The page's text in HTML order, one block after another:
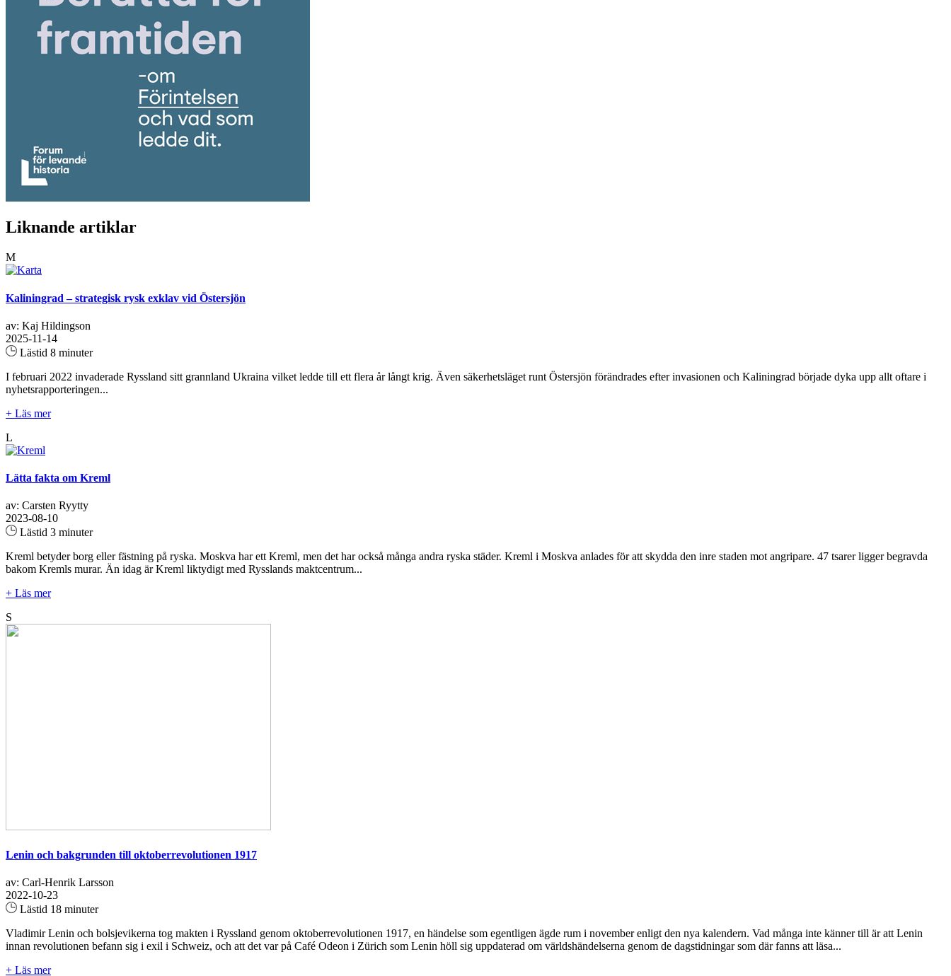
Liknande artiklar
M
Kaliningrad – strategisk rysk exklav vid Östersjön
av: Kaj Hildingson
2025-11-14
Lästid 8 minuter
I februari 2022 invaderade Ryssland sitt grannland Ukraina vilket ledde till ett flera år långt krig. Även säkerhetsläget runt Östersjön förändrades efter invasionen och Kaliningrad började dyka upp allt oftare i
nyhetsrapporteringen...
+ Läs mer
L
Lätta fakta om Kreml
av: Carsten Ryytty
2023-08-10
Lästid 3 minuter
Kreml betyder borg eller fästning på ryska. Moskva har ett Kreml, men det har också många andra ryska städer. Kreml i Moskva anlades för att skydda den inre staden mot angripare. 47 tsarer ligger begravda
bakom Kremls murar. Än idag är Kreml liktydigt med Rysslands maktcentrum...
+ Läs mer
S
Lenin och bakgrunden till oktoberrevolutionen 1917
av: Carl-Henrik Larsson
2022-10-23
Lästid 18 minuter
Vladimir Lenin och bolsjevikerna tog makten i Ryssland genom oktoberrevolutionen 1917, en händelse som egentligen ägde rum i november enligt den nya kalendern. Vad många inte känner till är att Lenin
innan revolutionen befann sig i exil i Schweiz, och att det var på Café Odeon i Zürich som Lenin höll sig uppdaterad om världshändelserna genom de dagstidningar som där fanns att läsa...
+ Läs mer